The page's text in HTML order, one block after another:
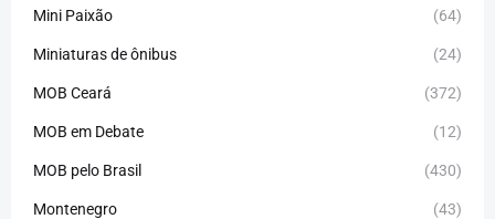
Mini Paixão (64)
Miniaturas de ônibus (24)
MOB Ceará (372)
MOB em Debate (12)
MOB pelo Brasil (430)
Montenegro (43)